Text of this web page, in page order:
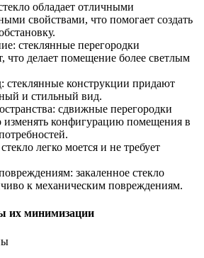
обладает отличными
свойствами, что помогает создать
стеклянные перегородки
что делает помещение более светлым
стеклянные конструкции придают
и стильный вид.
сдвижные перегородки
изменять конфигурацию помещения в
легко моется и не требует
закаленное стекло
к механическим повреждениям.
их минимизации